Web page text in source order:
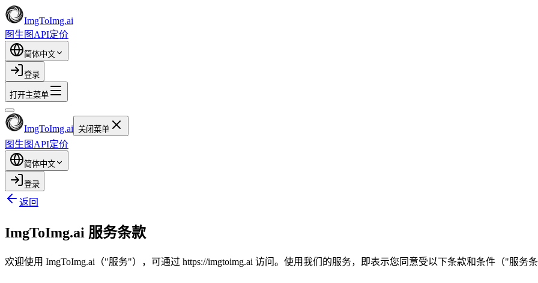
ImgToImg.ai
图生图 API定价
简体中文
登录
打开主菜单
ImgToImg.ai 关闭菜单
图生图 API定价
简体中文
登录
返回
ImgToImg.ai 服务条款
欢迎使用 ImgToImg.ai（"服务"），可通过 https://imgtoimg.ai 访问。使用我们的服务，即表示您同意受以下条款和条件（"服务